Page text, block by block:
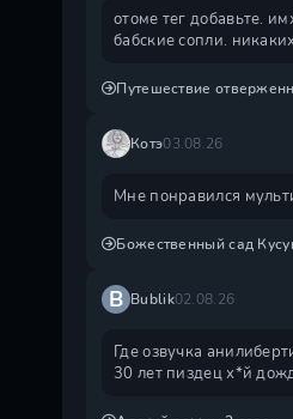
отоме тег добавьте. имхо- стандартные
бабские
Путешествие
Котэ03.08.26
Мне понравился
Божественный сад
B Bublik02.08.26
Где озвучка
30 лет пиздец х*й